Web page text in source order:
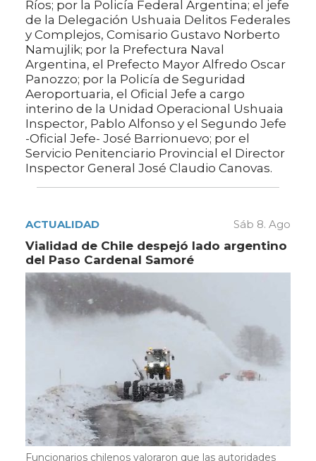
Ríos; por la Policía Federal Argentina; el jefe
de la Delegación Ushuaia Delitos Federales
y Complejos, Comisario Gustavo Norberto
Namujlik; por la Prefectura Naval
Argentina, el Prefecto Mayor Alfredo Oscar
Panozzo; por la Policía de Seguridad
Aeroportuaria, el Oficial Jefe a cargo
interino de la Unidad Operacional Ushuaia
Inspector, Pablo Alfonso y el Segundo Jefe
-Oficial Jefe- José Barrionuevo; por el
Servicio Penitenciario Provincial el Director
Inspector General José Claudio Canovas.
ACTUALIDAD Sáb 8. Ago
Vialidad de Chile despejó lado argentino
del Paso Cardenal Samoré
Funcionarios chilenos valoraron que las autoridades